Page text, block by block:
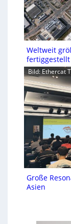
Weltweit
fertiggestellt
Bild: Ethercat
Große
Asien